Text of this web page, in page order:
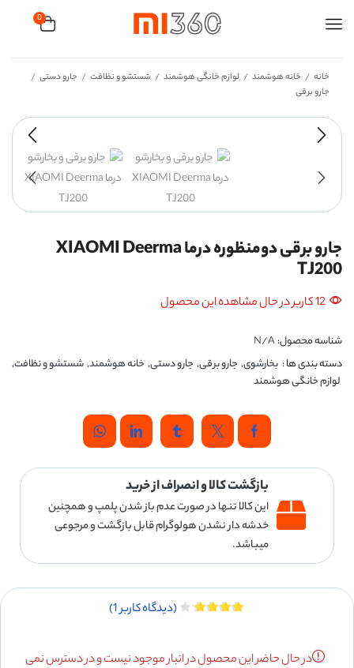
0
خانه / خانه هوشمند / لوازم خانگی هوشمند / شستشو و نظافت / جارو دستی /
جارو برقی
جارو برقی دومنظوره درما XIAOMI Deerma
TJ200
12 کاربر در حال مشاهده این محصول
شناسه محصول:N/A
دسته بندی ها : بخارشوی, جارو برقی, جارو دستی, خانه هوشمند,شستشو و نظافت,
لوازم خانگی هوشمند
بازگشت کالا و انصراف از خرید
این کالا تنها در صورت عدم باز شدن پلمپ و همچنین
خدشه دار نشدن هولوگرام قابل بازگشت و مرجوعی
میباشد.
(دیدگاه کاربر1
)
در حال حاضر این محصول در انبار موجود نیست و در دسترس نمی